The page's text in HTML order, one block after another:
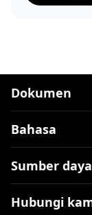
Dokumen
Bahasa
Sumber daya
Hubungi